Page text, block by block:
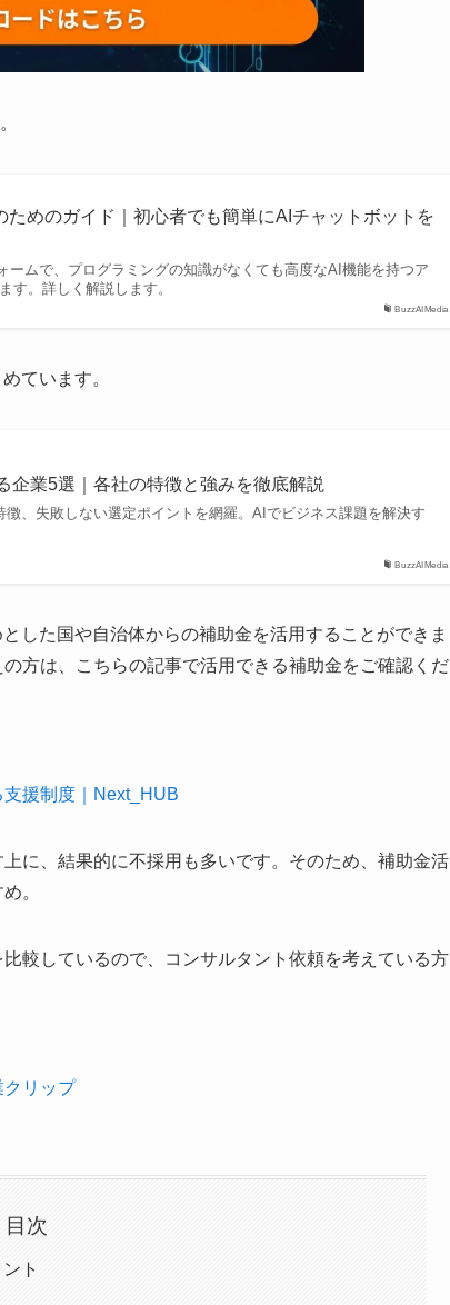
BuzzAIMedia
ためのガイド｜初心者でも簡単にAIチャットボットを
ームで、プログラミングの知識がなくても高度なAI機能を持つア
す。詳しく解説します。
ています。
BuzzAIMedia
企業5選｜各社の特徴と強みを徹底解説
、失敗しない選定ポイントを網羅。AIでビジネス課題を解決す
した国や自治体からの補助金を活用することができま
の方は、こちらの記事で活用できる補助金をご確認くだ
援制度｜Next_HUB
に、結果的に不採用も多いです。そのため、補助金活
。
較しているので、コンサルタント依頼を考えている方
クリップ
目次
ト